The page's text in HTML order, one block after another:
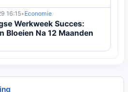
16:15• Economie
Werkweek Succes:
Bloeien Na 12 Maanden